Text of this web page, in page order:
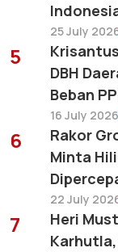
25 July
5
DBH
Beban
16 July 2026
6
Rakor
Minta
22 July
7
Heri